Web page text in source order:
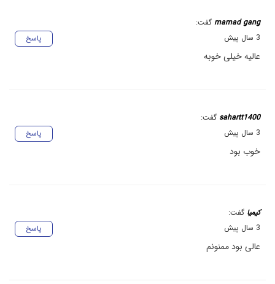
mamad gang گفت:
پاسخ
3 سال پیش
عالیه خیلی خوبه
sahartt1400 گفت:
پاسخ
3 سال پیش
خوب بود
کیمیا گفت:
پاسخ
3 سال پیش
عالی بود ممنونم